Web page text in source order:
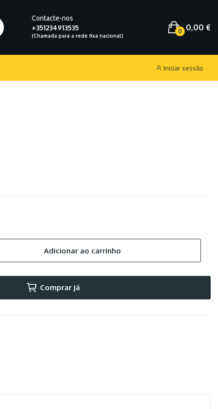
Contacte-nos
+351234913535 0,00 €
0
Iniciar sessão
Adicionar ao carrinho
Comprar já